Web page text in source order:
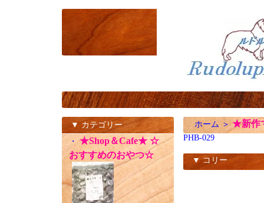
▼ カテゴリー
・ ★Shop＆Cafe★ ☆
おすすめのおやつ☆
ホーム ＞★新作
PHB-029
▼ コリー